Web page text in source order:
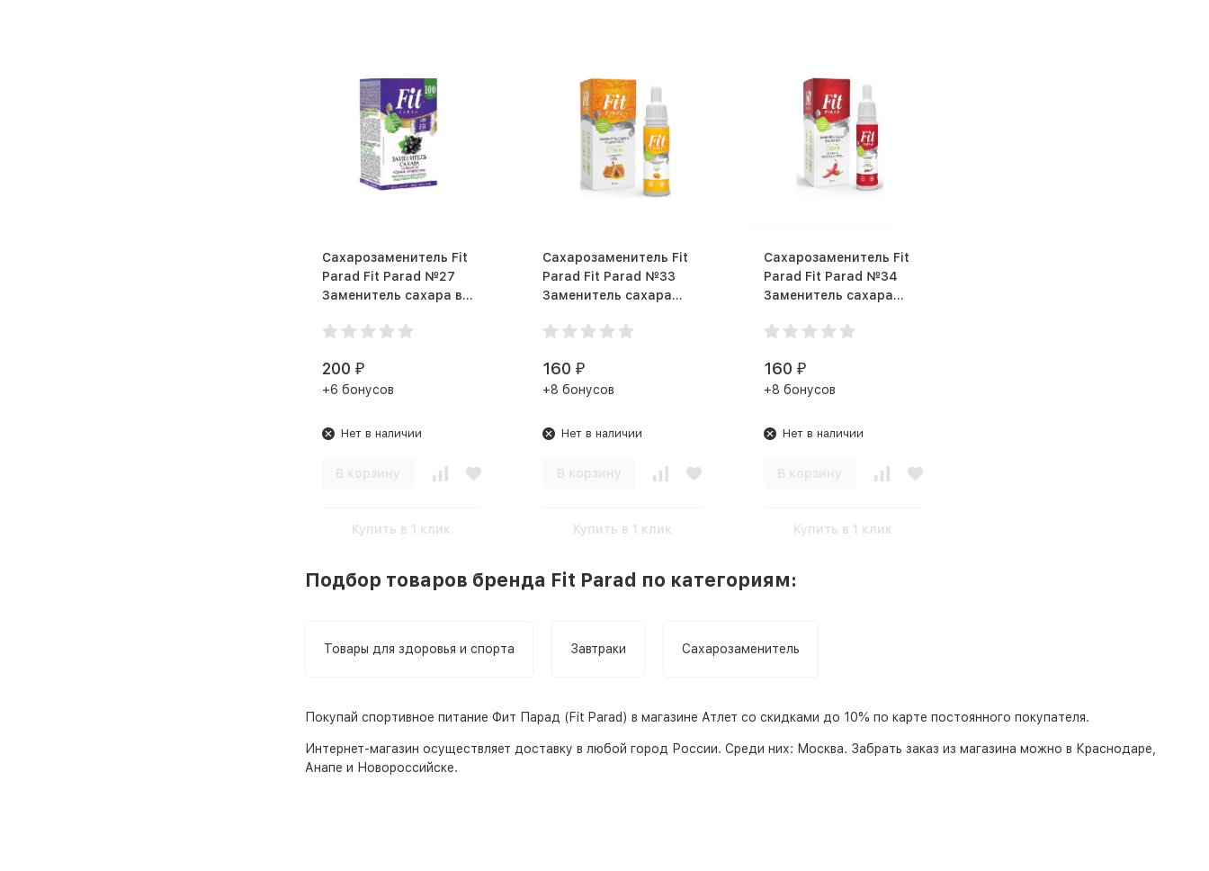
Сахарозаменитель Fit
Parad Fit Parad №27
Заменитель сахара в
Смородина
200 ₽
+6 бонусов
Нет в наличии
В корзину
Купить в 1 клик
Сахарозаменитель Fit
Parad Fit Parad №33
Заменитель сахара
160 ₽
+8 бонусов
Нет в наличии
В корзину
Купить в 1 клик
Сахарозаменитель Fit
Parad Fit Parad №34
Заменитель сахара
Кайенский перец
160 ₽
+8 бонусов
Нет в наличии
В корзину
Купить в 1 клик
Подбор товаров бренда Fit Parad по категориям:
Товары для здоровья и спорта Завтраки Сахарозаменитель
Покупай спортивное питание Фит Парад (Fit Parad) в магазине Атлет со скидками до 10% по карте постоянного покупателя.
Интернет-магазин осуществляет доставку в любой город России. Среди них: Москва. Забрать заказ из магазина можно в Краснодаре,
Анапе и Новороссийске.